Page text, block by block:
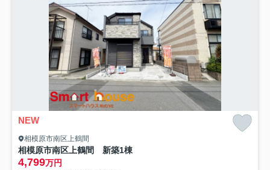
NEW
相模原市南区上鶴間
相模原市南区上鶴間 新築1棟
4,799万円